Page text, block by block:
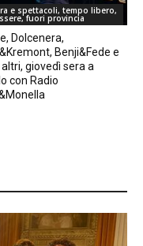
e spettacoli, tempo libero,
fuori provincia
Dolcenera,
Benji&Fede e
giovedì sera a
con Radio